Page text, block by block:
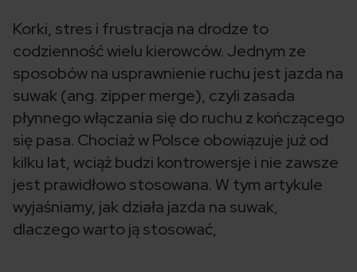
Korki, stres i frustracja na drodze to
codzienność wielu kierowców. Jednym ze
sposobów na usprawnienie ruchu jest jazda na
suwak (ang. zipper merge), czyli zasada
płynnego włączania się do ruchu z kończącego
się pasa. Chociaż w Polsce obowiązuje już od
kilku lat, wciąż budzi kontrowersje i nie zawsze
jest prawidłowo stosowana. W tym artykule
wyjaśniamy, jak działa jazda na suwak,
dlaczego warto ją stosować,